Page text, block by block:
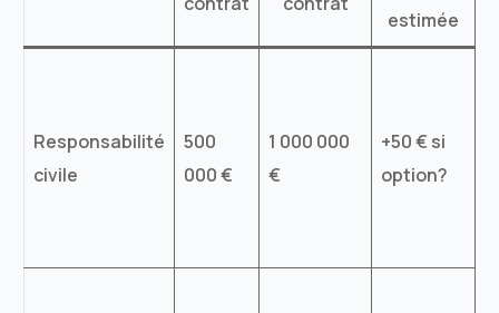
estimée
Responsabilité
civile
500
000 €
1 000 000
€
+50 € si
option?